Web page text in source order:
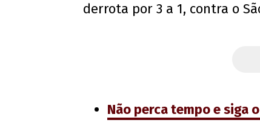
derrota por 3 a 1, contra o
Não perca tempo e siga